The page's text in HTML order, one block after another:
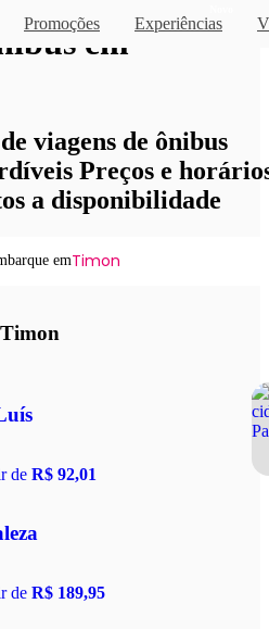
Promoções Experiências
em
viagens de ônibus
Preços e
a disponibilidade
emTimon
de R$ 92,01
de R$ 189,95